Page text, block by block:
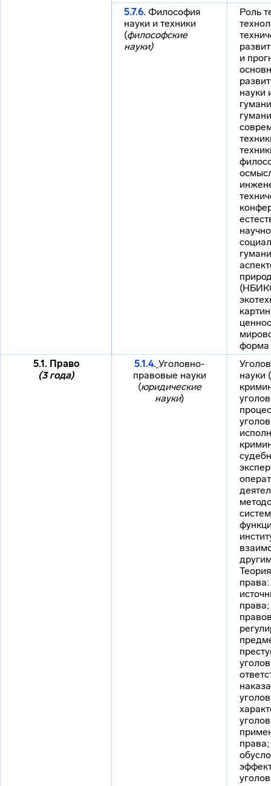
5.7.6. Философия
науки и техники
(философские
науки)
Роль
и
науки
форма
5.1. Право
(3 года)
5.1.4. Уголовно-
правовые науки
(юридические
науки)
науки